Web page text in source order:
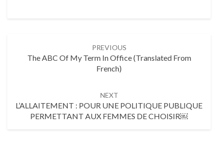
PREVIOUS
The ABC Of My Term In Office (translated From
French)
NEXT
L’ALLAITEMENT : POUR UNE POLITIQUE PUBLIQUE
PERMETTANT AUX FEMMES DE CHOISIR￼